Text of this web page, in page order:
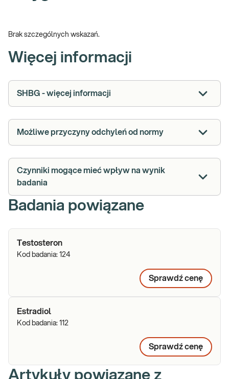
Brak szczególnych wskazań.
Więcej informacji
SHBG - więcej informacji
Możliwe przyczyny odchyleń od normy
Czynniki mogące mieć wpływ na wynik
badania
Badania powiązane
Testosteron
Kod badania: 124
Sprawdź cenę
Estradiol
Kod badania: 112
Sprawdź cenę
Artykuły powiązane z